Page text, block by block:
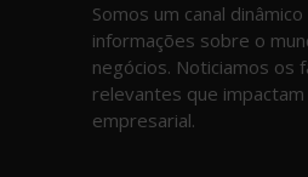
Somos um canal dinâmico
informações sobre o
negócios. Noticiamos os
relevantes que impactam
empresarial.